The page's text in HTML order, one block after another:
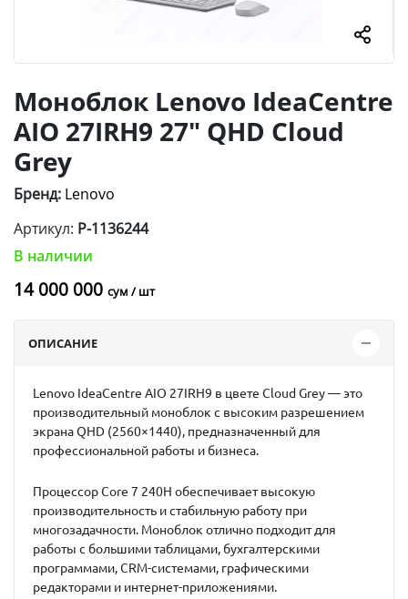
Моноблок Lenovo IdeaCentre
AIO 27IRH9 27" QHD Cloud
Grey
Бренд: Lenovo
Артикул: P-1136244
В наличии
14 000 000 сум / шт
ОПИСАНИЕ
Lenovo IdeaCentre AIO 27IRH9 в цвете Cloud Grey— это
производительный моноблок с высоким разрешением
экрана QHD (2560×1440), предназначенный для
профессиональной работы и бизнеса.
ПроцессорCore 7 240H обеспечивает высокую
производительность и стабильную работу при
многозадачности. Моноблок отлично подходит для
работы с большими таблицами, бухгалтерскими
программами, CRM-системами, графическими
редакторами и интернет-приложениями.